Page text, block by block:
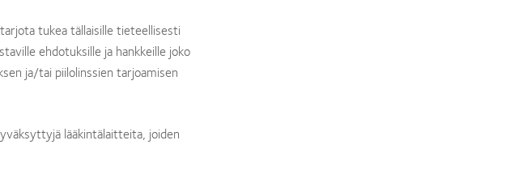
tukea tällaisille tieteellisesti
ehdotuksille ja hankkeille joko
ja/tai piilolinssien tarjoamisen
lääkintälaitteita, joiden